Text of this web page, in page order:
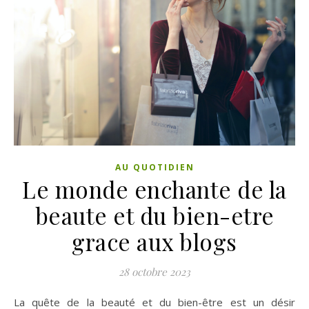
AU QUOTIDIEN
Le monde enchante de la
beaute et du bien-etre
grace aux blogs
28 octobre 2023
La quête de la beauté et du bien-être est un désir